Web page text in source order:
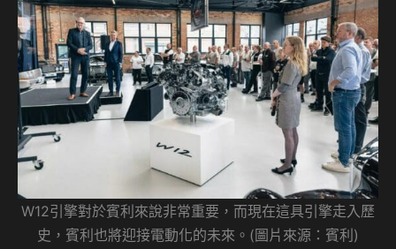
W12引擎對於賓利來說非常重要，而現在這具引擎走入歷
史，賓利也將迎接電動化的未來。(圖片來源：賓利)